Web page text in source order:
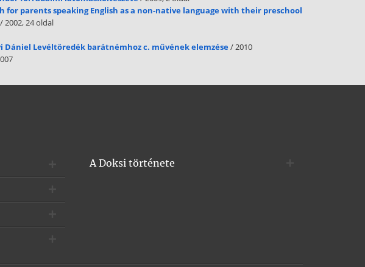
for parents speaking English as a non-native language with their preschool
/ 2002, 24 oldal
Dániel Levéltöredék barátnémhoz c. művének elemzése/ 2010
A Doksi története